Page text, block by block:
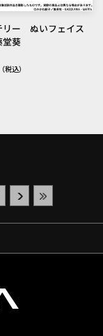
リー ぬいフェイス
堂葵